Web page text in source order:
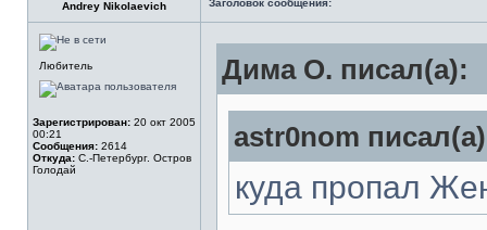
Andrey Nikolaevich Заголовок сообщения:
Любитель
Зарегистрирован: 20 окт 2005
00:21
Сообщения: 2614
Откуда: С.-Петербург. Остров
Голодай
Дима О. писал(а):
astr0nom
куда пропал